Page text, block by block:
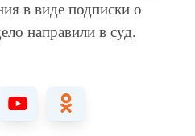
в виде подписки о
направили в суд.